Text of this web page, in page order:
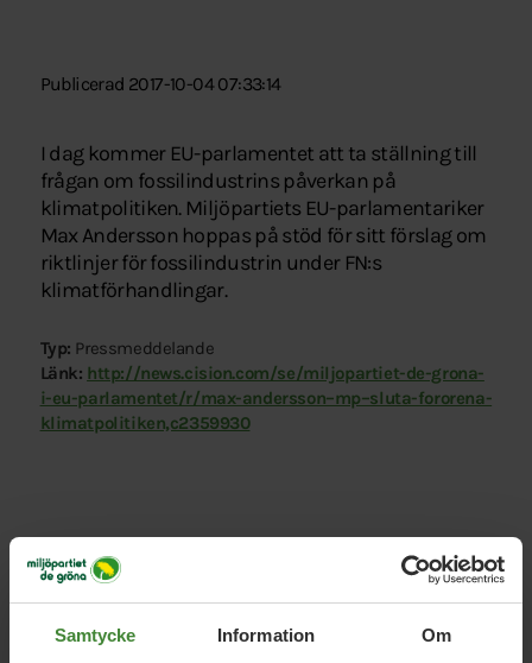
Samtycke Information Om
Publicerad 2017-10-04 07:33:14
I dag kommer EU-parlamentet att ta ställning till
frågan om fossilindustrins påverkan på
klimatpolitiken. Miljöpartiets EU-parlamentariker
Max Andersson hoppas på stöd för sitt förslag om
riktlinjer för fossilindustrin under FN:s
klimatförhandlingar.
Typ: Pressmeddelande
Länk: http://news.cision.com/se/miljopartiet-de-grona-
i-eu-parlamentet/r/max-andersson–mp–sluta-fororena-
klimatpolitiken,c2359930
Relaterade nyheter